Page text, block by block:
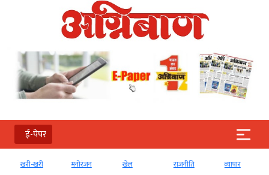
ई-पेपर
खरी-खरी मनोरंजन खेल राजनीति व्‍यापार